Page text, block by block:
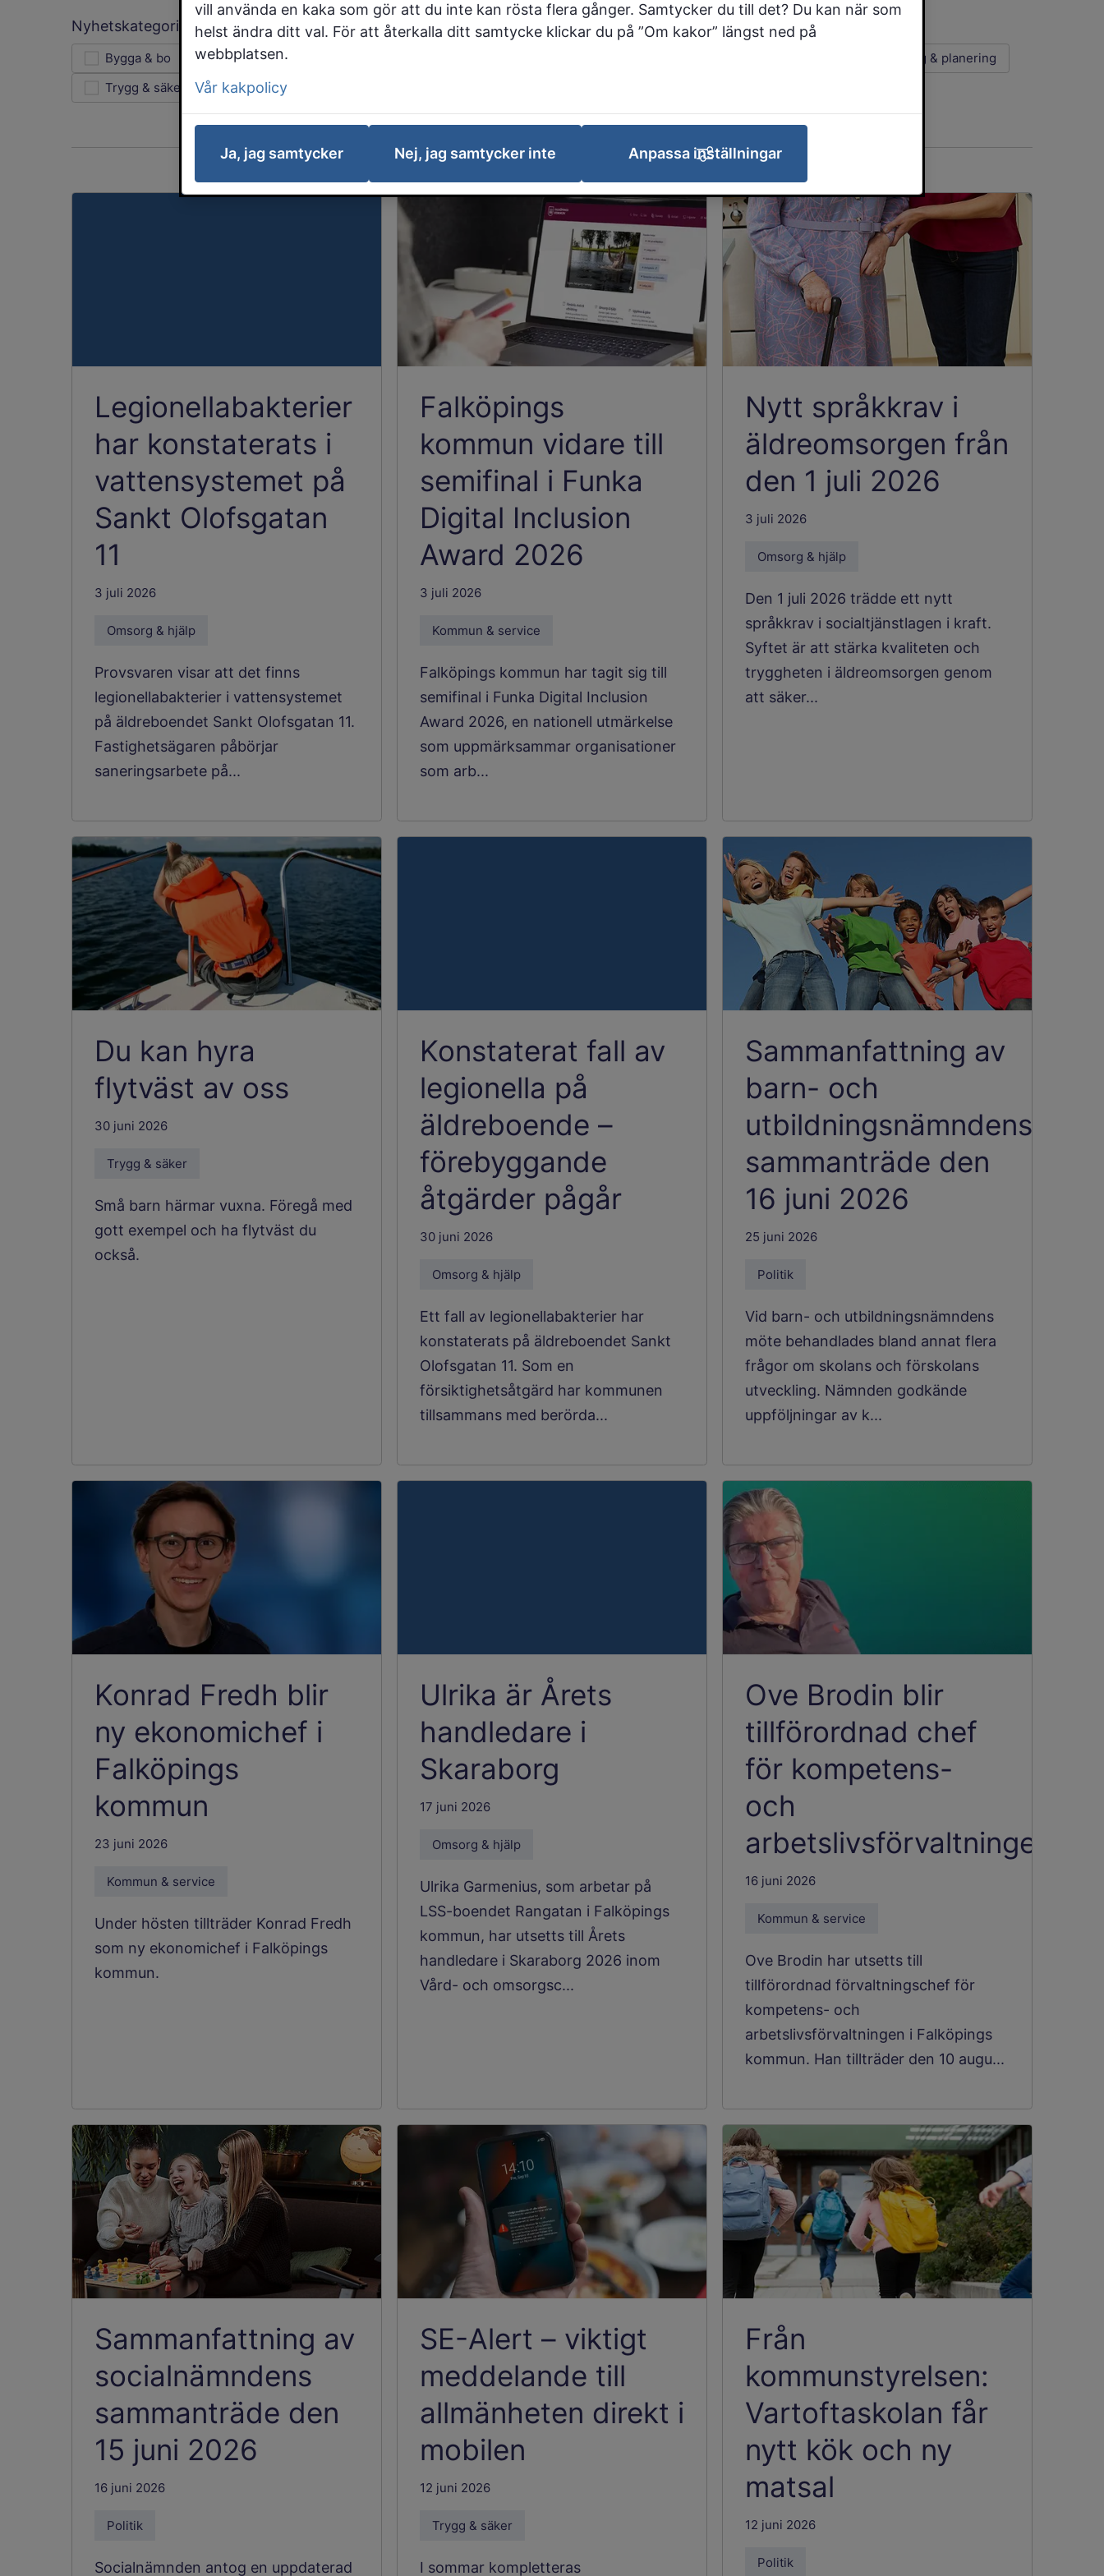
Nyhetskategori
Bygga & bo Jobb & företagande
Platsutveckling & planering
Trygg & säker
Uppleva & göra
Legionellabakterier
har konstaterats i
vattensystemet på
Sankt Olofsgatan
11
3 juli 2026
Omsorg & hjälp
Provsvaren visar att det finns
legionellabakterier i vattensystemet
på äldreboendet Sankt Olofsgatan 11.
Fastighetsägaren påbörjar
saneringsarbete på...
Falköpings
kommun vidare till
semifinal i Funka
Digital Inclusion
Award 2026
3 juli 2026
Kommun & service
Falköpings kommun har tagit sig till
semifinal i Funka Digital Inclusion
Award 2026, en nationell utmärkelse
som uppmärksammar organisationer
som arb...
Nytt språkkrav i
äldreomsorgen från
den 1 juli 2026
3 juli 2026
Omsorg & hjälp
Den 1 juli 2026 trädde ett nytt
språkkrav i socialtjänstlagen i kraft.
Syftet är att stärka kvaliteten och
tryggheten i äldreomsorgen genom
att säker...
Du kan hyra
flytväst av oss
30 juni 2026
Trygg & säker
Små barn härmar vuxna. Föregå med
gott exempel och ha flytväst du
också.
Konstaterat fall av
legionella på
äldreboende –
förebyggande
åtgärder pågår
30 juni 2026
Omsorg & hjälp
Ett fall av legionellabakterier har
konstaterats på äldreboendet Sankt
Olofsgatan 11. Som en
försiktighetsåtgärd har kommunen
tillsammans med berörda...
Sammanfattning av
barn- och
utbildningsnämndens
sammanträde den
16 juni 2026
25 juni 2026
Politik
Vid barn- och utbildningsnämndens
möte behandlades bland annat flera
frågor om skolans och förskolans
utveckling. Nämnden godkände
uppföljningar av k...
Konrad Fredh blir
ny ekonomichef i
Falköpings
kommun
23 juni 2026
Kommun & service
Under hösten tillträder Konrad Fredh
som ny ekonomichef i Falköpings
kommun.
Ulrika är Årets
handledare i
Skaraborg
17 juni 2026
Omsorg & hjälp
Ulrika Garmenius, som arbetar på
LSS-boendet Rangatan i Falköpings
kommun, har utsetts till Årets
handledare i Skaraborg 2026 inom
Vård- och omsorgsc...
Ove Brodin blir
tillförordnad chef
för kompetens-
och
arbetslivsförvaltningen
16 juni 2026
Kommun & service
Ove Brodin har utsetts till
tillförordnad förvaltningschef för
kompetens- och
arbetslivsförvaltningen i Falköpings
kommun. Han tillträder den 10 augu...
Sammanfattning av
socialnämndens
sammanträde den
15 juni 2026
16 juni 2026
Politik
Socialnämnden antog en uppdaterad
SE-Alert – viktigt
meddelande till
allmänheten direkt i
mobilen
12 juni 2026
Trygg & säker
I sommar kompletteras
Från
kommunstyrelsen:
Vartoftaskolan får
nytt kök och ny
matsal
12 juni 2026
Politik
vill använda en kaka som gör att du inte kan rösta flera gånger. Samtycker du till det? Du kan när som
helst ändra ditt val. För att återkalla ditt samtycke klickar du på ”Om kakor” längst ned på
webbplatsen.
Vår kakpolicy
Ja, jag samtycker Nej, jag samtycker inte Anpassa inställningar